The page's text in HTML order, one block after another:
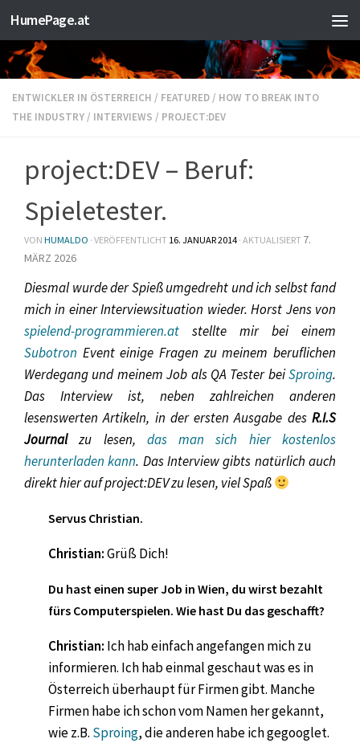
Zum Inhalt springen
HumePage.at
ENTWICKLER IN ÖSTERREICH / FEATURED / HOW TO BREAK INTO
THE INDUSTRY / INTERVIEWS / PROJECT:DEV
project:DEV – Beruf:
Spieletester.
VON HUMALDO · VERÖFFENTLICHT 16. JANUAR 2014 · AKTUALISIERT 7.
MÄRZ 2026
Diesmal wurde der Spieß umgedreht und ich selbst fand
mich in einer Interviewsituation wieder. Horst Jens von
spielend-programmieren.at stellte mir bei einem
Subotron Event einige Fragen zu meinem beruflichen
Werdegang und meinem Job als QA Tester beiSproing.
Das Interview ist, neben zahlreichen anderen
lesenswerten Artikeln, in der ersten Ausgabe des R.I.S
Journalzu lesen, das man sich hier kostenlos
herunterladen kann. Das Interview gibts natürlich auch
direkt hier auf project:DEV zu lesen, viel Spaß
Servus Christian.
Christian:Grüß Dich!
Du hast einen super Job in Wien, du wirst bezahlt
fürs Computerspielen. Wie hast Du das geschafft?
Christian: Ich hab einfach angefangen mich zu
informieren. Ich hab einmal geschaut was es in
Österreich überhaupt für Firmen gibt. Manche
Firmen habe ich schon vom Namen her gekannt,
wie z.B. Sproing, die anderen habe ich gegooglet.